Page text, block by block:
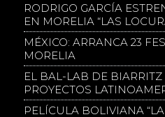
RODRIGO GARCÍA
EN MORELIA “LAS
MÉXICO: ARRANCA 23
MORELIA
EL BAL-LAB DE
PROYECTOS
PELÍCULA BOLIVIANA